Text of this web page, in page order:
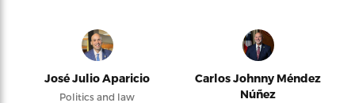
José Julio Aparicio
Politics and law
Carlos Johnny Méndez
Núñez